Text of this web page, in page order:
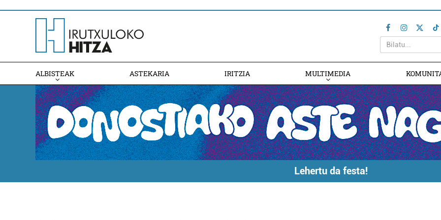
ALBISTEAK ASTEKARIA IRITZIA MULTIMEDIA
Lehertu da festa!